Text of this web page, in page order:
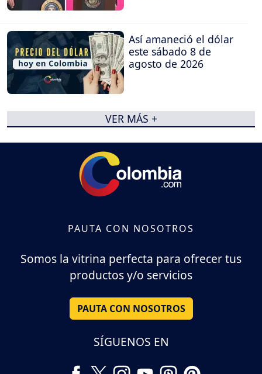
Así amaneció el dólar
este sábado 8 de
agosto de 2026
VER MÁS +
PAUTA CON NOSOTROS
Somos la vitrina perfecta para ofrecer tus
productos y/o servicios
PAUTA CON NOSOTROS
SÍGUENOS EN